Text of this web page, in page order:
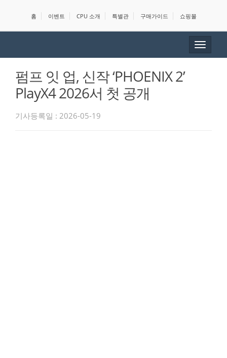
홈 이벤트 CPU 소개 특별관 구매가이드 쇼핑몰
Toggle
펌프 잇 업, 신작 ‘PHOENIX 2’
PlayX4 2026서 첫 공개
기사등록일 : 2026-05-19